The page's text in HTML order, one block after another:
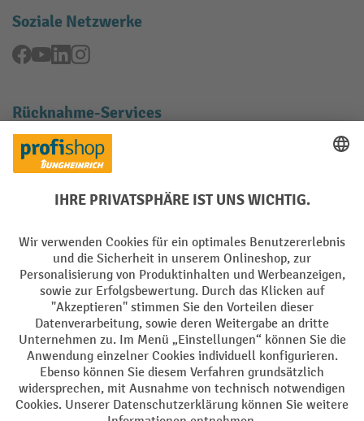
Soziale Netzwerke
Facebook
YouTubeLinkedInInstagram
Rücknahme-Services
Elektrogeräte Rückname
Batterie Rückname
Impressum Datenschutz
Barrierefreiheit Grounding Page Privacy Settings
Alle Preise exkl. gesetzl. Mehrwertsteuer zzgl.Versandkostenund ggf.
Nachnahmegebühren, wenn nicht anders angegeben.